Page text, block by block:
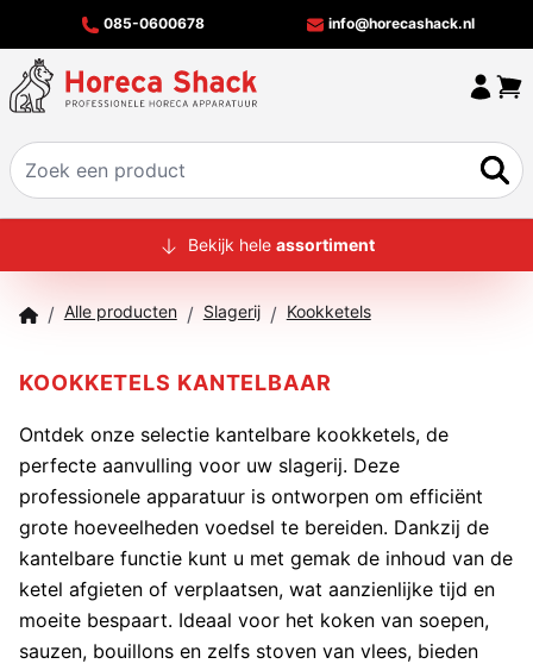
085-0600678 info@horecashack.nl
HOME
OVER ONS
MERKEN
CONTACT
Bekijk hele assortiment
/ Alle producten / Slagerij / Kookketels
KOOKKETELS KANTELBAAR
Ontdek onze selectie kantelbare kookketels, de
perfecte aanvulling voor uw slagerij. Deze
professionele apparatuur is ontworpen om efficiënt
grote hoeveelheden voedsel te bereiden. Dankzij de
kantelbare functie kunt u met gemak de inhoud van de
ketel afgieten of verplaatsen, wat aanzienlijke tijd en
moeite bespaart. Ideaal voor het koken van soepen,
sauzen, bouillons en zelfs stoven van vlees, bieden